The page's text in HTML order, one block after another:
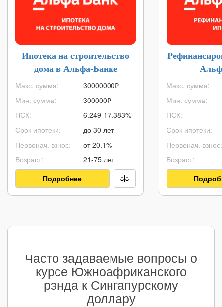
Ипотека на строительство
дома в Альфа-Банке
Макс. сумма:
Мин. сумма:
ПСК:
Срок ипотеки:
Первонач. взнос:
Возраст:
30000000₽
300000₽
6.249-17.383%
до 30 лет
от 20.1%
21-75 лет
Подробнее
Макс. сумма:
Мин. сумма:
ПСК:
Срок ипотеки:
Первонач. взнос:
Возраст:
Часто задаваемые вопросы о
курсе Южноафриканского
рэнда к Сингапурскому
доллару